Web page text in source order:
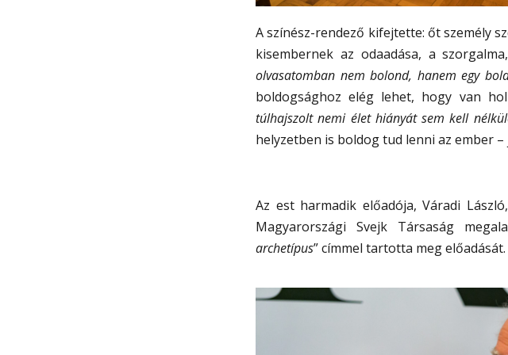
A színész-rendező kifejtette: őt személy
kisembernek az odaadása, a
olvasatomban nem bolond, hanem egy
boldogsághoz elég lehet, hogy van
túlhajszolt nemi élet hiányát sem kell
helyzetben is boldog tud lenni az ember
Az est harmadik előadója, Váradi
Magyarországi Svejk Társaság
archetípus” címmel tartotta meg előadását.